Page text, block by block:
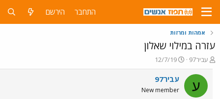
התחבר הירשם
אמהות ומרזות
עזרה במילוי שאלון
פ
ו
ת
ח
ה
עביר97
פ
ו
ר
ם
12/7/19
ע עביר97
New member